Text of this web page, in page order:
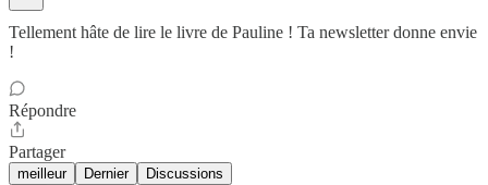
Tellement hâte de lire le livre de Pauline ! Ta newsletter donne envie
!
Répondre
Partager
meilleur Dernier Discussions